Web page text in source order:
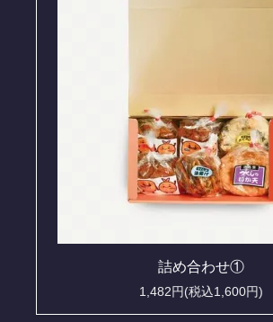
詰め合わせ①
1,482円(税込1,600円)